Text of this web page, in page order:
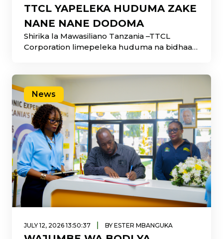
TTCL YAPELEKA HUDUMA ZAKE
NANE NANE DODOMA
Shirika la Mawasiliano Tanzania –TTCL
Corporation limepeleka huduma na bidhaa
News
JULY 12, 2026 13:50:37 | BY ESTER MBANGUKA